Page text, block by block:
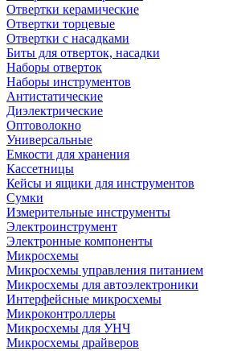
Отвертки керамические
Отвертки торцевые
Отвертки с насадками
Биты для отверток, насадки
Наборы отверток
Наборы инструментов
Антистатические
Диэлектрические
Оптоволокно
Универсальные
Емкости для хранения
Кассетницы
Кейсы и ящики для инструментов
Сумки
Измерительные инструменты
Электроинструмент
Электронные компоненты
Микросхемы
Микросхемы управления питанием
Микросхемы для автоэлектроники
Интерфейсные микросхемы
Микроконтроллеры
Микросхемы для УНЧ
Микросхемы драйверов